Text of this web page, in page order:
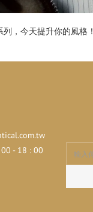
，今天提升你的風格！
- 18 : 00